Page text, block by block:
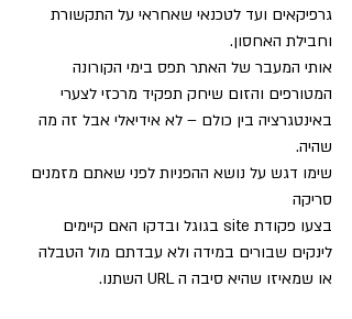
גרפיקאים ועד לטכנאי שאחראי על התקשורת
וחבילת האחסון.
אותי המעבר של האתר תפס בימי הקורונה
המטורפים והזום שיחק תפקיד מרכזי לצערי
באינטגרציה בין כולם – לא אידיאלי אבל זה מה
שהיה.
שימו דגש על נושא ההפניות לפני שאתם מזמנים
סריקה
בצעו פקודת site בגוגל ובדקו האם קיימים
לינקים שבורים במידה ולא עבדתם מול הטבלה
או שמאיזו שהיא סיבה ה URL השתנו.